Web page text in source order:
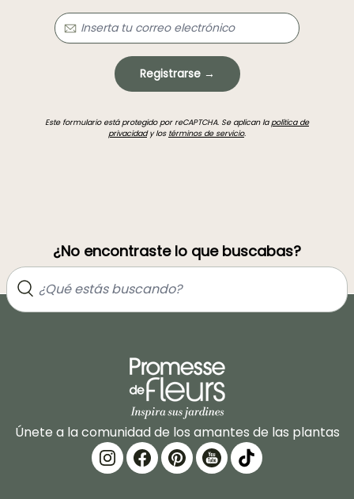
Registrarse →
Este formulario está protegido por reCAPTCHA. Se aplican la política de
privacidady los términos de servicio.
¿No encontraste lo que buscabas?
Únete a la comunidad de los amantes de las plantas